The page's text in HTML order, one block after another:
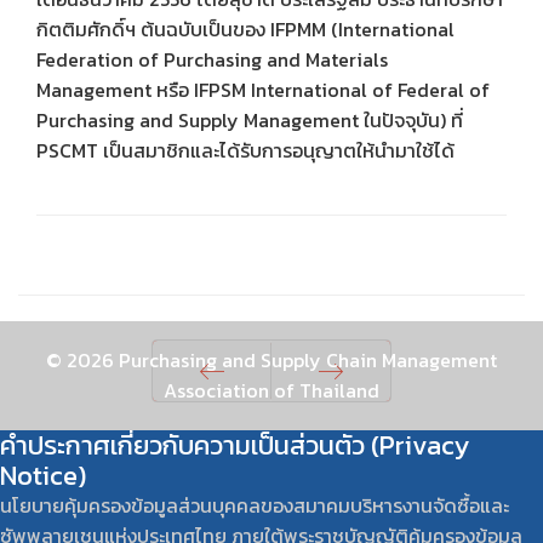
กิตติมศักดิ์ฯ ต้นฉบับเป็นของ IFPMM (International
Federation of Purchasing and Materials
Management หรือ IFPSM International of Federal of
Purchasing and Supply Management ในปัจจุบัน) ที่
PSCMT เป็นสมาชิกและได้รับการอนุญาตให้นํามาใช้ได้
Prev Next
© 2026 Purchasing and Supply Chain Management
Association of Thailand
คำประกาศเกี่ยวกับความเป็นส่วนตัว (Privacy
Notice)
นโยบายคุ้มครองข้อมูลส่วนบุคคลของสมาคมบริหารงานจัดซื้อและ
ซัพพลายเชนแห่งประเทศไทย ภายใต้พระราชบัญญัติคุ้มครองข้อมูล